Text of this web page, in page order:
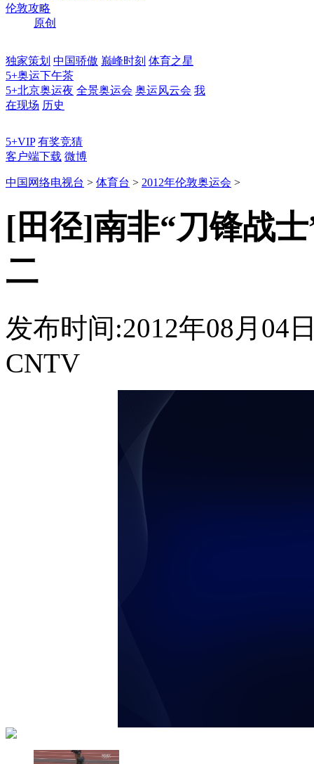
伦敦攻略
原创
独家策划 中国骄傲 巅峰时刻 体育之星
5+奥运下午茶
5+北京奥运夜 全景奥运会 奥运风云会 我
在现场 历史
5+VIP 有奖竞猜
客户端下载 微博
中国网络电视台 > 体育台 > 2012年伦敦奥运会 >
[田径]南非“刀锋战
二
发布时间:2012年08月04
CNTV